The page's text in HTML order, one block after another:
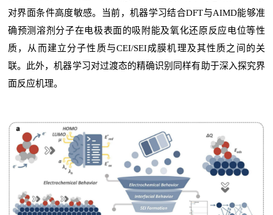
对界面条件高度敏感。当前，机器学习结合DFT与AIMD能够准
确预测溶剂分子在电极表面的吸附能及氧化还原反应电位等性
质，从而建立分子性质与CEI/SEI成膜机理及其性质之间的关
联。此外，机器学习对过渡态的精确识别同样有助于深入探究界
面反应机理。